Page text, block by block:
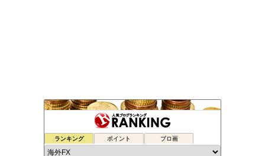
ランキング ポイント ブロ画
34位 元FX業者による必勝システムトレード！
35位